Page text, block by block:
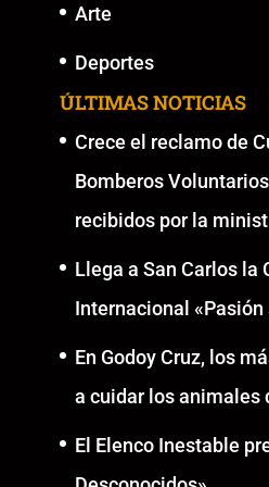
Arte
Deportes
ÚLTIMAS NOTICIAS
Crece el reclamo de
Bomberos
recibidos por la
Llega a San Carlos la
Internacional
En Godoy Cruz, los
a cuidar los animales
El Elenco Inestable